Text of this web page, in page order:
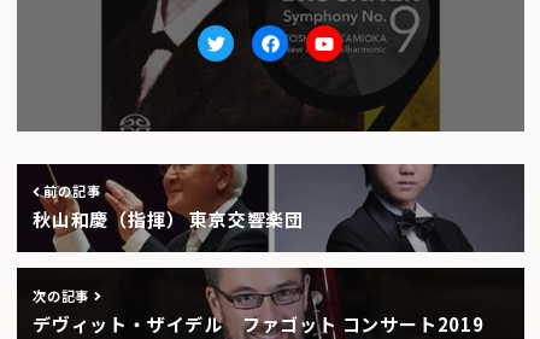
TwitterfacebookYoutube
前の記事
秋山和慶（指揮） 東京交響楽団
次の記事
デヴィット・ザイデル ファゴット コンサート2019